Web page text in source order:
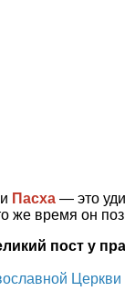
и Пасха — это
же время он
пост у